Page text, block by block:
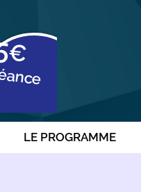
€
LE PROGRAMME